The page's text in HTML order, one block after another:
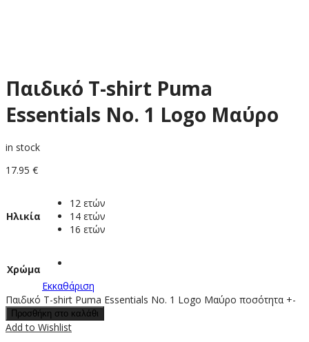
Παιδικό T-shirt Puma
Essentials No. 1 Logo Mαύρο
in stock
17.95 €
Ηλικία
12 ετών
14 ετών
16 ετών
Χρώμα
Εκκαθάριση
Παιδικό T-shirt Puma Essentials No. 1 Logo Mαύρο ποσότητα +-
Προσθήκη στο καλάθι
Add to Wishlist